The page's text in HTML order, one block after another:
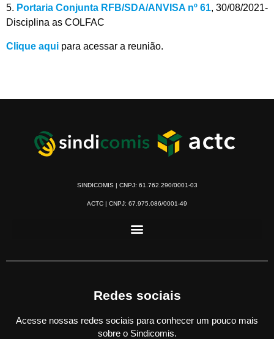
5. Portaria Conjunta RFB/SDA/ANVISA nº 61, 30/08/2021-
Disciplina as COLFAC
Clique aqui para acessar a reunião.
SINDICOMIS | CNPJ: 61.762.290/0001-03
ACTC | CNPJ: 67.975.086/0001-49
Redes sociais
Acesse nossas redes sociais para conhecer um pouco mais
sobre o Sindicomis.